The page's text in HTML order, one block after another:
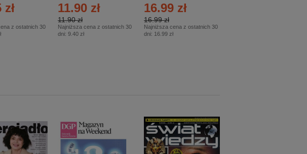
zł
z ostatnich 30
11.90 zł
11.90 zł
Najniższa cena z ostatnich 30
dni: 9.40 zł
16.99 zł
16.99 zł
Najniższa cena z ostatnich 30
dni: 16.99 zł